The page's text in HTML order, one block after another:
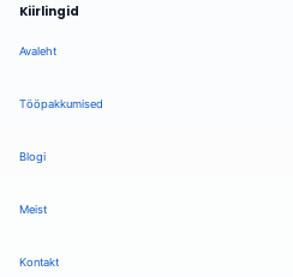
Kiirlingid
Avaleht
Tööpakkumised
Blogi
Meist
Kontakt